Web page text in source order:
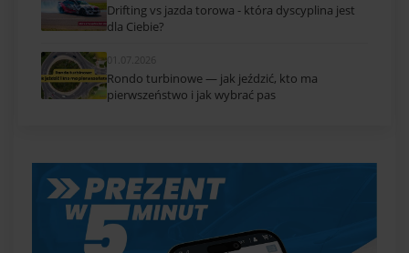
Drifting vs jazda torowa - która dyscyplina jest
dla Ciebie?
Rondo turbinowe — jak jeździć, kto ma
pierwszeństwo i jak wybrać pas